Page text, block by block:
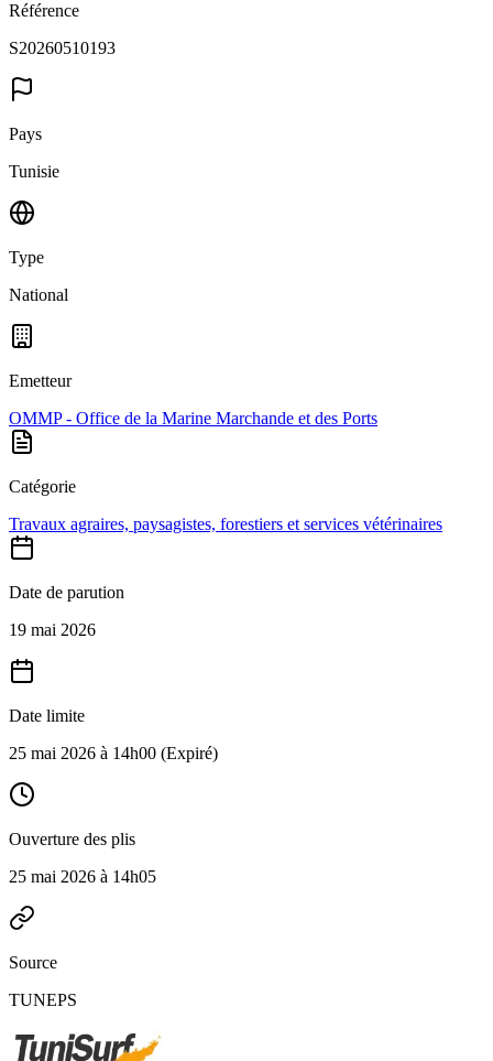
Référence
S20260510193
Pays
Tunisie
Type
National
Emetteur
OMMP - Office de la Marine Marchande et des Ports
Catégorie
Travaux agraires, paysagistes, forestiers et services vétérinaires
Date de parution
19 mai 2026
Date limite
25 mai 2026 à 14h00 (Expiré)
Ouverture des plis
25 mai 2026 à 14h05
Source
TUNEPS